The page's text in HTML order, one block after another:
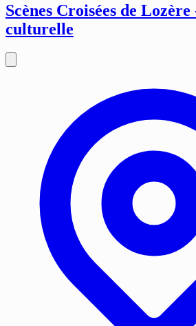
Scènes Croisées de Lozère
culturelle